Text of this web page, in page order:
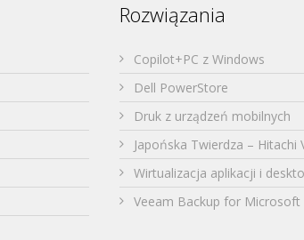
Rozwiązania
Copilot+PC z Windows
Dell PowerStore
Druk z urządzeń mobilnych
Japońska Twierdza – Hitachi
Wirtualizacja aplikacji i
Veeam Backup for Microsoft